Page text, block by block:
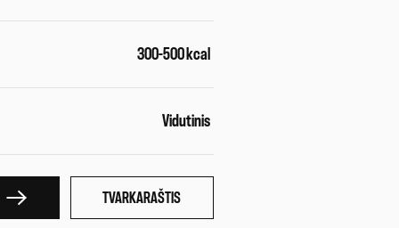
300-500 kcal
Vidutinis
TVARKARAŠTIS